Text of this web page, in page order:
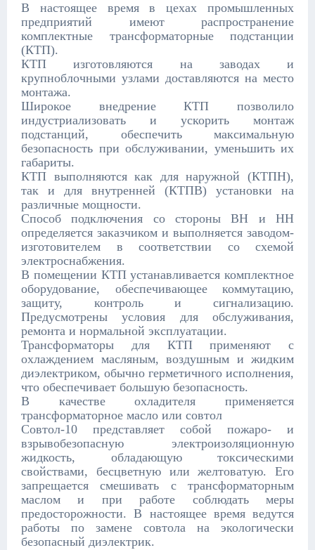
В настоящее время в цехах промышленных
предприятий имеют распространение
комплектные трансформаторные подстанции
(КТП).
КТП изготовляются на заводах и
крупноблочными узлами доставляются на место
монтажа.
Широкое внедрение КТП позволило
индустриализовать и ускорить монтаж
подстанций, обеспечить максимальную
безопасность при обслуживании, уменьшить их
габариты.
КТП выполняются как для наружной (КТПН),
так и для внутренней (КТПВ) установки на
различные мощности.
Способ подключения со стороны ВН и НН
определяется заказчиком и выполняется заводом-
изготовителем в соответствии со схемой
электроснабжения.
В помещении КТП устанавливается комплектное
оборудование, обеспечивающее коммутацию,
защиту, контроль и сигнализацию.
Предусмотрены условия для обслуживания,
ремонта и нормальной эксплуатации.
Трансформаторы для КТП применяют с
охлаждением масляным, воздушным и жидким
диэлектриком, обычно герметичного исполнения,
что обеспечивает большую безопасность.
В качестве охладителя применяется
трансформаторное масло или совтол
Совтол-10 представляет собой пожаро- и
взрывобезопасную электроизоляционную
жидкость, обладающую токсическими
свойствами, бесцветную или желтоватую. Его
запрещается смешивать с трансформаторным
маслом и при работе соблюдать меры
предосторожности. В настоящее время ведутся
работы по замене совтола на экологически
безопасный диэлектрик.